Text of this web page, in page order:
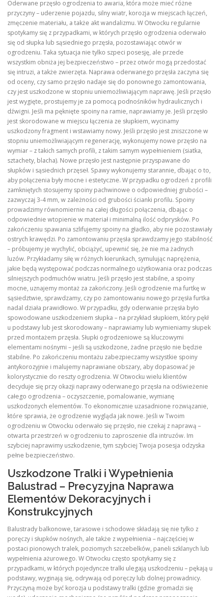
Oderwane przęsło ogrodzenia to awaria, która może mieć różne
przyczyny – uderzenie pojazdu, silny wiatr, korozja w miejscach łączeń,
zmęczenie materiału, a także akt wandalizmu. W Otwocku regularnie
spotykamy się z przypadkami, w których przęsło ogrodzenia oderwało
się od słupka lub sąsiedniego przęsła, pozostawiając otwór w
ogrodzeniu. Taka sytuacja nie tylko szpeci posesję, ale przede
wszystkim obniża jej bezpieczeństwo – przez otwór mogą przedostać
się intruzi, a także zwierzęta. Naprawa oderwanego przęsła zaczyna się
od oceny, czy samo przęsło nadaje się do ponownego zamontowania,
czy jest uszkodzone w stopniu uniemożliwiającym naprawę. Jeśli przęsło
jest wygięte, prostujemy je za pomocą podnośników hydraulicznych i
dźwigni. Jeśli ma pęknięte spoiny na ramie, naprawiamy je. Jeśli przęsło
jest skorodowane w miejscu łączenia ze słupkiem, wycinamy
uszkodzony fragment i wstawiamy nowy. Jeśli przęsło jest zniszczone w
stopniu uniemożliwiającym regenerację, wykonujemy nowe przęsło na
wymiar – z takich samych profili, z takim samym wypełnieniem (siatka,
sztachety, blacha). Nowe przęsło jest następnie przyspawane do
słupków i sąsiednich przęseł. Spawy wykonujemy starannie, dbając o to,
aby połączenia były mocne i estetyczne. W przypadku ogrodzeń z profili
zamkniętych stosujemy spoiny pachwinowe o odpowiedniej grubości –
zazwyczaj 3-4 mm, w zależności od grubości ścianki profilu. Spoiny
prowadzimy równomiernie na całej długości połączenia, dbając o
odpowiednie wtopienie w materiał i minimalną ilość odprysków. Po
zakończeniu spawania szlifujemy spoiny na gładko, aby nie pozostawiały
ostrych krawędzi. Po zamontowaniu przęsła sprawdzamy jego stabilność
– próbujemy je wychylić, obciążyć, upewnić się, że nie ma żadnych
luzów. Przykładamy siłę w różnych kierunkach, symulując naprężenia,
jakie będą występować podczas normalnego użytkowania oraz podczas
silniejszych podmuchów wiatru. Jeśli przęsło jest stabilne, a spoiny
mocne, uznajemy montaż za zakończony. Jeśli ogrodzenie ma furtkę w
sąsiedztwie, sprawdzamy, czy po zamontowaniu nowego przęsła furtka
nadal działa prawidłowo. W przypadku, gdy oderwanie przęsła było
spowodowane uszkodzeniem słupka – na przykład słupkiem, który pękł
u podstawy lub jest skorodowany – naprawiamy lub wymieniamy słupek
przed montażem przęsła. Słupki ogrodzeniowe są kluczowymi
elementami nośnymi – jeśli są uszkodzone, żadne przęsło nie będzie
stabilne. Po zakończeniu montażu zabezpieczamy wszystkie spoiny
antykorozyjnie i malujemy naprawiane obszary, aby dopasować je
kolorystycznie do reszty ogrodzenia. W Otwocku wielu klientów
decyduje się przy okazji naprawy oderwanego przęsła na odświeżenie
całego ogrodzenia – oczyszczenie, pomalowanie, wymianę
uszkodzonych elementów. To ekonomicznie uzasadnione rozwiązanie,
które sprawia, że ogrodzenie wygląda jak nowe. Jeśli w Twoim
ogrodzeniu w Otwocku oderwało się przęsło, nie czekaj z naprawą –
otwarta przestrzeń w ogrodzeniu to zaproszenie dla intruzów. Im
szybciej naprawimy uszkodzenie, tym szybciej Twoja posesja odzyska
pełne bezpieczeństwo.
Uszkodzone Tralki i Wypełnienia
Balustrad – Precyzyjna Naprawa
Elementów Dekoracyjnych i
Konstrukcyjnych
Balustrady balkonowe, tarasowe i schodowe składają się nie tylko z
poręczy i słupków nośnych, ale także z wypełnienia – najczęściej w
postaci pionowych tralek, poziomych szczebelków, paneli szklanych lub
wypełnienia ażurowego. W Otwocku często spotykamy się z
przypadkami, w których pojedyncze tralki ulegają uszkodzeniu – pękają u
podstawy, wyginają się, odrywają od poręczy lub dolnej prowadnicy.
Przyczyną może być korozja u podstawy tralki (gdzie gromadzi się